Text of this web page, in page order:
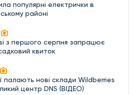
популярні електрички в
районі
з першого серпня запрацює
квиток
палають нові склади Wildberries
центр DNS (ВІДЕО)